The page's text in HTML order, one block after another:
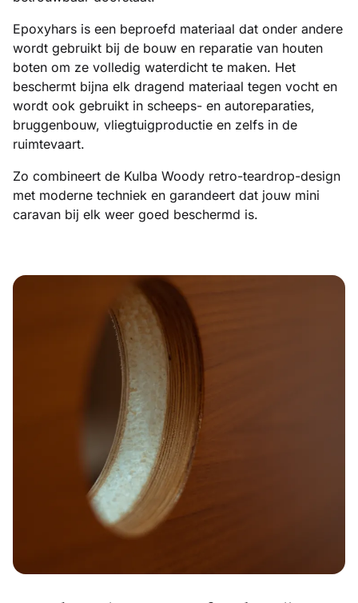
Epoxyhars is een beproefd materiaal dat onder andere
wordt gebruikt bij de bouw en reparatie van houten
boten om ze volledig waterdicht te maken. Het
beschermt bijna elk dragend materiaal tegen vocht en
wordt ook gebruikt in scheeps- en autoreparaties,
bruggenbouw, vliegtuigproductie en zelfs in de
ruimtevaart.
Zo combineert de Kulba Woody retro-teardrop-design
met moderne techniek en garandeert dat jouw mini
caravan bij elk weer goed beschermd is.